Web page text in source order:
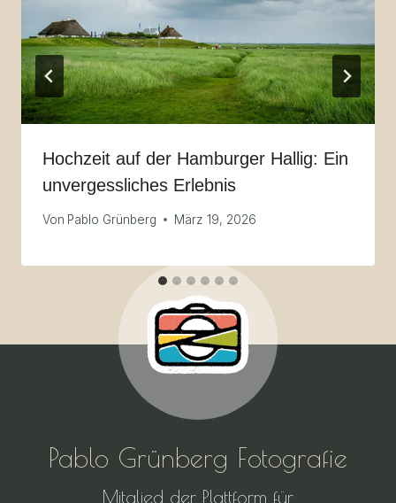
Hochzeit auf der Hamburger Hallig: Ein
unvergessliches Erlebnis
Von Pablo Grünberg März 19, 2026
Pablo Grünberg Fotografie
Mitglied der Plattform für